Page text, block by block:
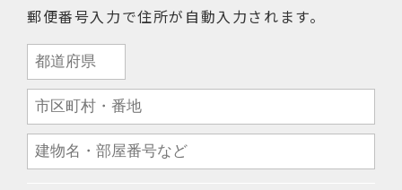
郵便番号入力で住所が自動入力されます。